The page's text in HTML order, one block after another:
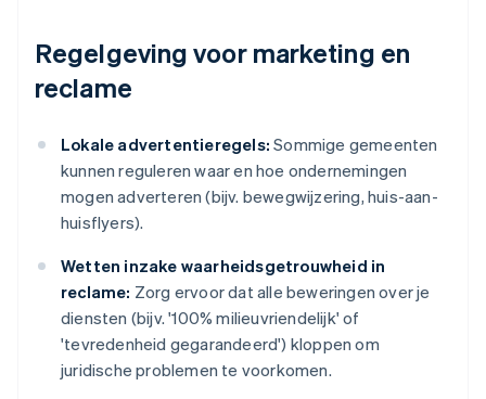
Regelgeving voor marketing en
reclame
Lokale advertentieregels: Sommige gemeenten
kunnen reguleren waar en hoe ondernemingen
mogen adverteren (bijv. bewegwijzering, huis-aan-
huisflyers).
Wetten inzake waarheidsgetrouwheid in
reclame: Zorg ervoor dat alle beweringen over je
diensten (bijv. '100% milieuvriendelijk' of
'tevredenheid gegarandeerd') kloppen om
juridische problemen te voorkomen.